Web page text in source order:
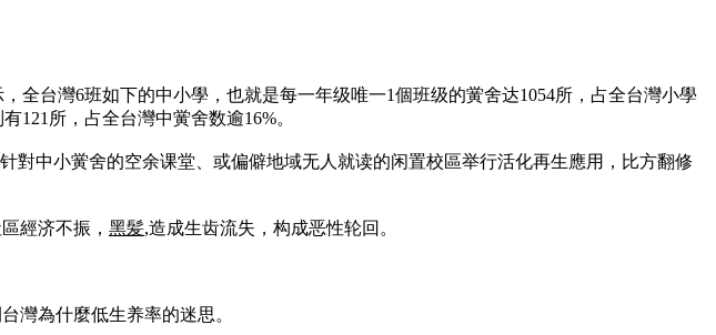
，全台灣6班如下的中小學，也就是每一年级唯一1個班级的黉舍达1054所，占全台灣小學
121所，占全台灣中黉舍数逾16%。
對中小黉舍的空余课堂、或偏僻地域无人就读的闲置校區举行活化再生應用，比方翻修
經济不振， 黑髪,造成生齿流失，构成恶性轮回。
灣為什麼低生养率的迷思。